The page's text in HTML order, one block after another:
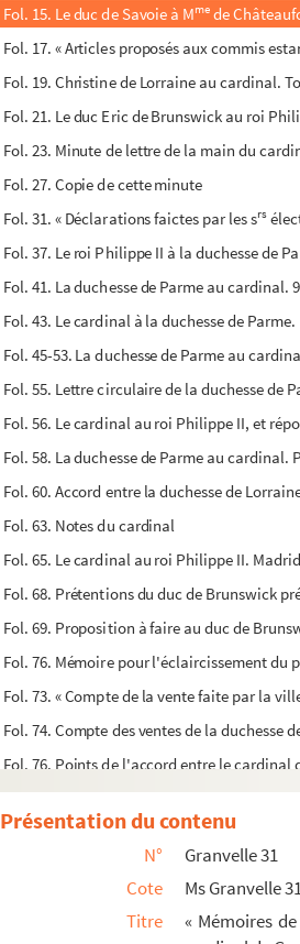
Fol. 15. Le duc de Savoie à Mme de
Fol. 17. « Articles proposés aux commis
Fol. 19. Christine de Lorraine au cardinal.
Fol. 21. Le duc Eric de Brunswick au roi
Fol. 23. Minute de lettre de la main du
Fol. 27. Copie de cette minute
Fol. 31. « Déclarations faictes par les srs
Fol. 37. Le roi Philippe II à la duchesse de
Fol. 41. La duchesse de Parme au cardinal.
Fol. 43. Le cardinal à la duchesse de
Fol. 45-53. La duchesse de Parme au
Fol. 55. Lettre circulaire de la duchesse de
Fol. 56. Le cardinal au roi Philippe II, et
Fol. 58. La duchesse de Parme au cardinal.
Fol. 60. Accord entre la duchesse de
Fol. 63. Notes du cardinal
Fol. 65. Le cardinal au roi Philippe II.
Fol. 68. Prétentions du duc de Brunswick
Fol. 69. Proposition à faire au duc de
Fol. 76. Mémoire pour l'éclaircissement
Fol. 73. « Compte de la vente faite par la
Fol. 74. Compte des ventes de la duchesse
Fol. 76. Points de l'accord entre le cardinal
Fol. 79. Minute de l'accord entre le duc de
Fol. 82 et 83. Le cardinal à la duchesse de
Fol. 84. La duchesse de Parme au
Fol. 88. Le cardinal à don Juan de
Fol. 89. La duchesse de Parme au cardinal.
Présentation du contenu
N°
Granvelle 31
Cote
Ms Granvelle
Titre
« Mémoires